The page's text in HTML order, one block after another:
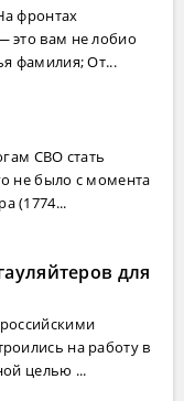
фронтах
это вам не лобио
фамилия; От...
СВО стать
не было с момента
(1774...
для
на работу в
целью ...